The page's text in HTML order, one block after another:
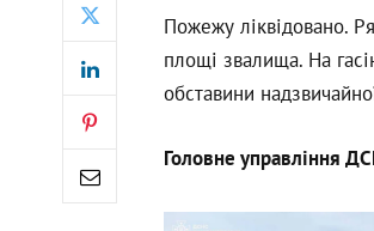
Пожежу ліквідовано.
площі звалища. На
обставини
Головне управління